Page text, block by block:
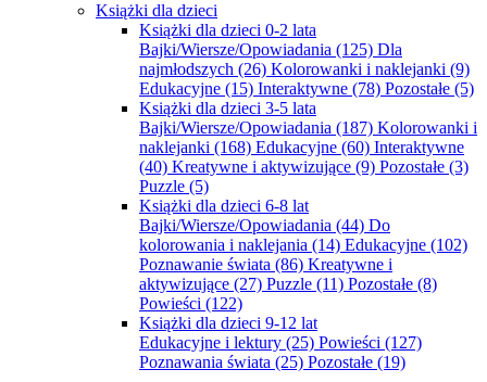
Książki dla dzieci
Książki dla dzieci 0-2 lata
Bajki/Wiersze/Opowiadania (125) Dla
najmłodszych (26) Kolorowanki i naklejanki (9)
Edukacyjne (15) Interaktywne (78) Pozostałe (5)
Książki dla dzieci 3-5 lata
Bajki/Wiersze/Opowiadania (187) Kolorowanki i
naklejanki (168) Edukacyjne (60) Interaktywne
(40) Kreatywne i aktywizujące (9) Pozostałe (3)
Puzzle (5)
Książki dla dzieci 6-8 lat
Bajki/Wiersze/Opowiadania (44) Do
kolorowania i naklejania (14) Edukacyjne (102)
Poznawanie świata (86) Kreatywne i
aktywizujące (27) Puzzle (11) Pozostałe (8)
Powieści (122)
Książki dla dzieci 9-12 lat
Edukacyjne i lektury (25) Powieści (127)
Poznawania świata (25) Pozostałe (19)